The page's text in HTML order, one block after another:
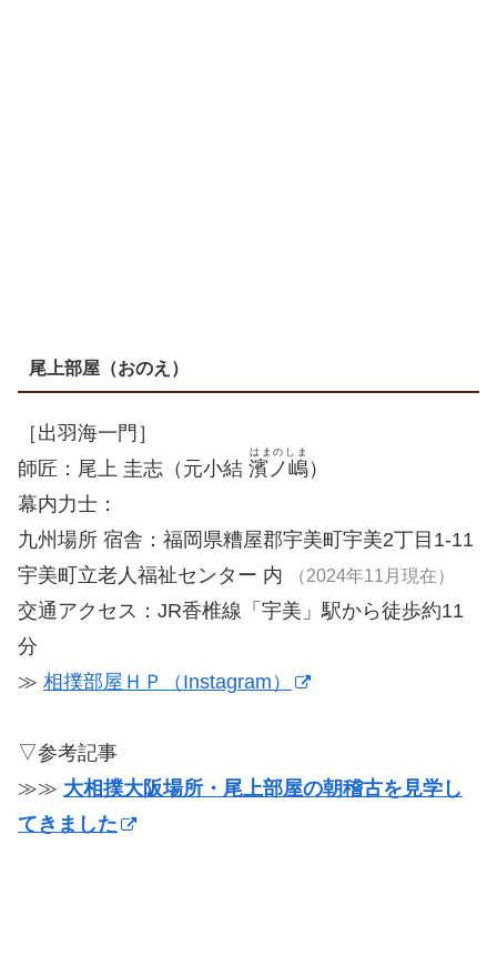
尾上部屋（おのえ）
［出羽海一門］
師匠：尾上 圭志（元小結 濱ノ嶋
はまのしま
）
幕内力士：
九州場所 宿舎：福岡県糟屋郡宇美町宇美2丁目1-11
宇美町立老人福祉センター 内
（2024年11月現在）
交通アクセス：JR香椎線「宇美」駅から徒歩約11
分
≫ 相撲部屋ＨＰ（Instagram）
▽参考記事
≫≫ 大相撲大阪場所・尾上部屋の朝稽古を見学し
てきました